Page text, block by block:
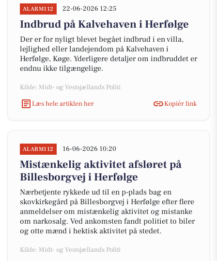
ALARM112 22-06-2026 12:25
Indbrud på Kalvehaven i Herfølge
Der er for nyligt blevet begået indbrud i en villa,
lejlighed eller landejendom på Kalvehaven i
Herfølge, Køge. Yderligere detaljer om indbruddet er
endnu ikke tilgængelige.
Kilde: Midt- og Vestsjællands Politi
Læs hele artiklen her
Kopiér link
ALARM112 16-06-2026 10:20
Mistænkelig aktivitet afsløret på
Billesborgvej i Herfølge
Nærbetjente rykkede ud til en p-plads bag en
skovkirkegård på Billesborgvej i Herfølge efter flere
anmeldelser om mistænkelig aktivitet og mistanke
om narkosalg. Ved ankomsten fandt politiet to biler
og otte mænd i hektisk aktivitet på stedet.
Kilde: Midt- og Vestsjællands Politi